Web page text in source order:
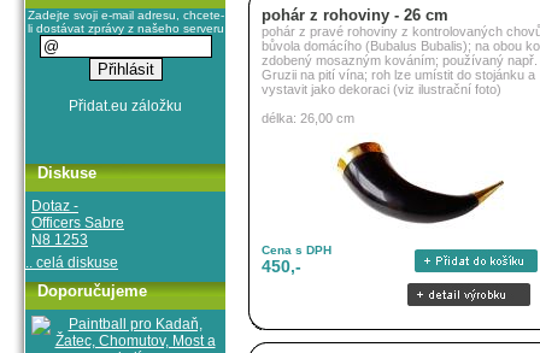
pohár z rohoviny - 26 cm
pohár z pravé rohoviny z kontrolovaných
bůvola domácího (Bubalus Bubalis); na obou
zdobený mosazným kováním; používaný např.
Gruzii na pití vína; roh lze umístit do stojánku a
vystavit jako dekoraci (viz ilustrační foto)
délka: 26,00 cm
Cena s DPH
450,-
Zadejte svoji e-mail adresu, chcete-
li dostávat zprávy z našeho serveru
Diskuse
Dotaz -
Officers Sabre
N8 1253
.. celá diskuse
Doporučujeme